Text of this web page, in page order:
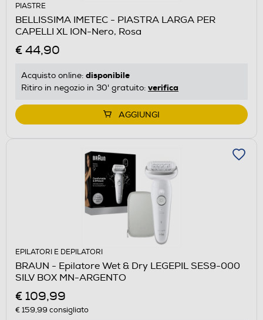
PIASTRE
BELLISSIMA IMETEC - PIASTRA LARGA PER
CAPELLI XL ION-Nero, Rosa
€ 44,90
Acquisto online: disponibile
Ritiro in negozio in 30' gratuito: verifica
AGGIUNGI
EPILATORI E DEPILATORI
BRAUN - Epilatore Wet & Dry LEGEPIL SES9-000
SILV BOX MN-ARGENTO
€ 109,99
€ 159,99 consigliato